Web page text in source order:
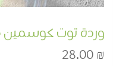
وردة توت
28.00 ₪